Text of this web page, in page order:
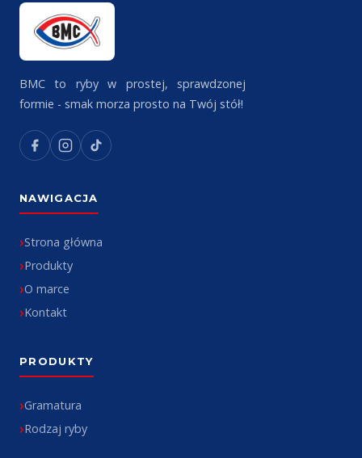
BMC to ryby w prostej, sprawdzonej
formie - smak morza prosto na Twój stół!
NAWIGACJA
Strona główna
Produkty
O marce
Kontakt
PRODUKTY
Gramatura
Rodzaj ryby